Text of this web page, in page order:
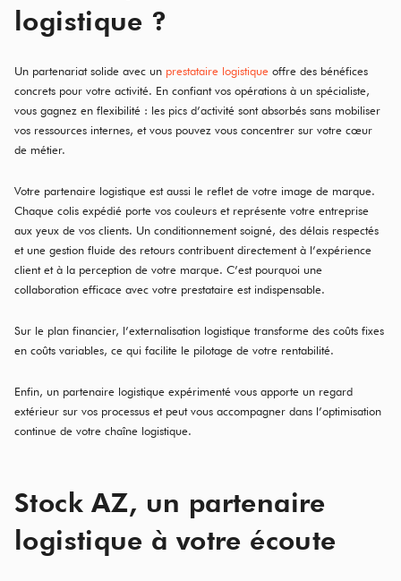
logistique ?
Un partenariat solide avec un prestataire logistique offre des bénéfices
concrets pour votre activité. En confiant vos opérations à un spécialiste,
vous gagnez en flexibilité : les pics d’activité sont absorbés sans mobiliser
vos ressources internes, et vous pouvez vous concentrer sur votre cœur
de métier.
Votre partenaire logistique est aussi le reflet de votre image de marque.
Chaque colis expédié porte vos couleurs et représente votre entreprise
aux yeux de vos clients. Un conditionnement soigné, des délais respectés
et une gestion fluide des retours contribuent directement à l’expérience
client et à la perception de votre marque. C’est pourquoi une
collaboration efficace avec votre prestataire est indispensable.
Sur le plan financier, l’externalisation logistique transforme des coûts fixes
en coûts variables, ce qui facilite le pilotage de votre rentabilité.
Enfin, un partenaire logistique expérimenté vous apporte un regard
extérieur sur vos processus et peut vous accompagner dans l’optimisation
continue de votre chaîne logistique.
Stock AZ, un partenaire
logistique à votre écoute